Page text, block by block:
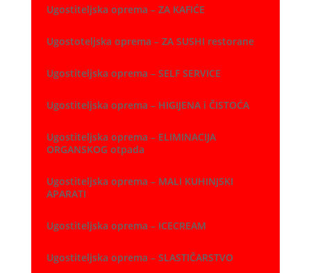
Ugostiteljska oprema – ZA KAFIĆE
Ugostoteljska oprema – ZA SUSHI restorane
Ugostiteljska oprema – SELF SERVICE
Ugostiteljska oprema – HIGIJENA i ČISTOĆA
Ugostiteljska oprema – ELIMINACIJA
ORGANSKOG otpada
Ugostiteljska oprema – MALI KUHINJSKI
APARATI
Ugostiteljska oprema – ICECREAM
Ugostiteljska oprema – SLASTIČARSTVO